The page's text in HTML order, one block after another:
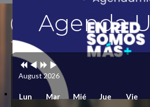
Agenda U
Previous
Year
Previous
Month
Next
Year
Next
Month
August 2026
Lun Mar Mié Jue Vie